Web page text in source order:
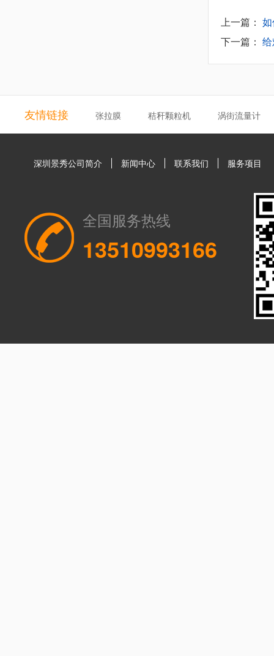
上一篇：
下一篇：
友情链接 张拉膜 秸秆颗粒机 涡街流量计
深圳景秀公司简介 新闻中心 联系我们 服务项目
全国服务热线
13510993166